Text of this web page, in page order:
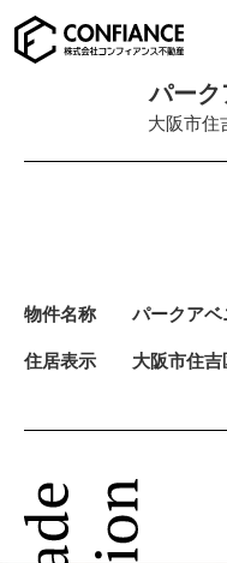
パーク
大阪市住
物件名称 パークア
住居表示 大阪市住吉